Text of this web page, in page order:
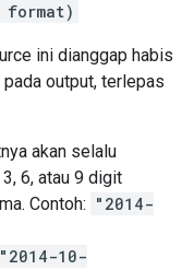
format)
ini dianggap habis
output, terlepas
akan selalu
6, atau 9 digit
Contoh: "2014-
"2014-10-